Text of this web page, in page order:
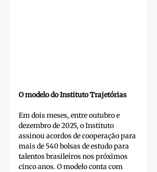
O modelo do Instituto Trajetórias
Em dois meses, entre outubro e
dezembro de 2025, o Instituto
assinou acordos de cooperação para
mais de 540 bolsas de estudo para
talentos brasileiros nos próximos
cinco anos. O modelo conta com